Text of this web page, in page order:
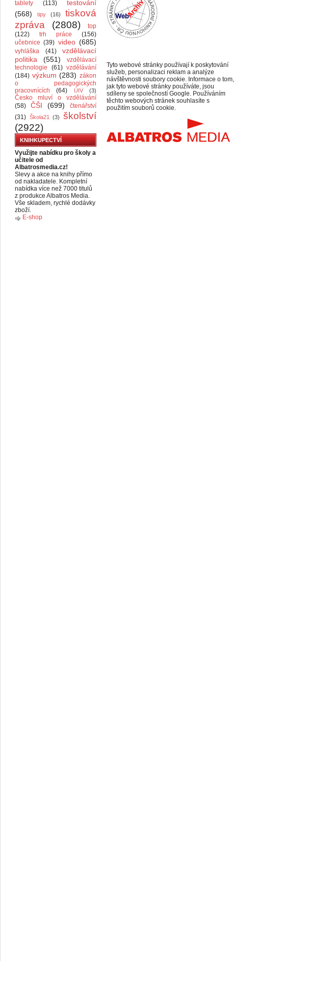
tablety (113)
testování
(568)
tipy (16)
tisková
zpráva
(2808)
top
(122)
trh práce
(156)
učebnice (39) video (685)
vyhláška (41)
vzdělávací
politika
(551)
vzdělávací
technologie
(61) vzdělávání
(184) výzkum (283) zákon
o pedagogických
pracovnících
(64) ÚIV (3)
Česko mluví o vzdělávání
(58)
ČŠI (699)
čtenářství
(31) Škola21 (3)
školství
(2922)
KNIHKUPECTVÍ
Využijte nabídku pro školy a
učitele od
Albatrosmedia.cz!
Slevy a akce na knihy přímo
od nakladatele. Kompletní
nabídka více než 7000 titulů
z produkce Albatros Media.
Vše skladem, rychlé dodávky
zboží.
E-shop
Tyto webové stránky používají k poskytování
služeb, personalizaci reklam a analýze
návštěvnosti soubory cookie. Informace o tom,
jak tyto webové stránky používáte, jsou
sdíleny se společností Google. Používáním
těchto webových stránek souhlasíte s
použitím souborů cookie.